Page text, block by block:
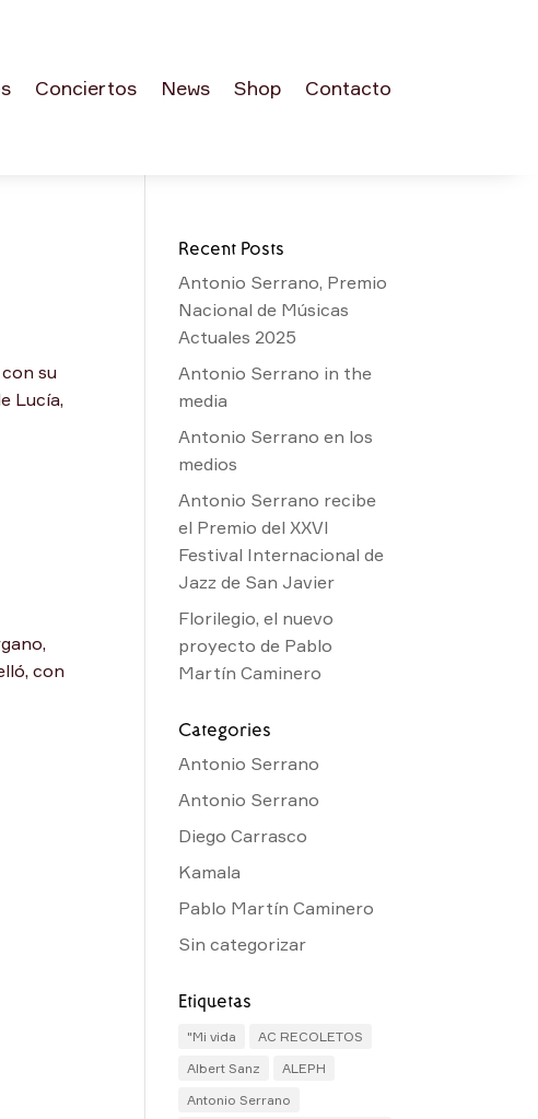
Conciertos News Shop Contacto
su
Lucía,
con
Recent Posts
Antonio Serrano, Premio
Nacional de Músicas
Actuales 2025
Antonio Serrano in the
media
Antonio Serrano en los
medios
Antonio Serrano recibe
el Premio del XXVI
Festival Internacional de
Jazz de San Javier
Florilegio, el nuevo
proyecto de Pablo
Martín Caminero
Categories
Antonio Serrano
Antonio Serrano
Diego Carrasco
Kamala
Pablo Martín Caminero
Sin categorizar
Etiquetas
"Mi vida
AC RECOLETOS
Albert Sanz
ALEPH
Antonio Serrano